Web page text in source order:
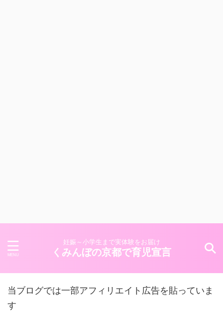
妊娠～小学生まで実体験をお届け
くみんぼの京都で育児宣言
当ブログでは一部アフィリエイト広告を貼っていま
す